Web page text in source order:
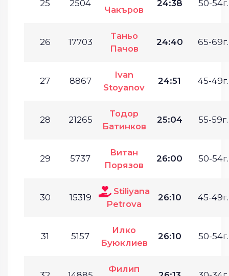
25 2504
Чакъров
24:38 50-54г.
26 17703
Таньо
Пачов
24:40 65-69г.
27 8867
Ivan
Stoyanov
24:51 45-49г.
28 21265
Тодор
Батинков
25:04 55-59г.
29 5737
Витан
Порязов
26:00 50-54г.
30 15319
Stiliyana
Petrova
26:10 45-49г.
31 5157
Илко
Буюклиев
26:10 50-54г.
Филип